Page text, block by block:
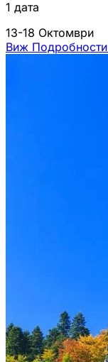
1 дата
13-18 Октомври
Виж Подробности